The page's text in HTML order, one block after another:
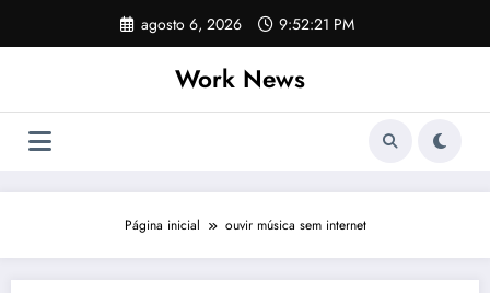
o
agosto 6, 2026 9:52:21 PM
Work News
Página inicial ouvir música sem internet